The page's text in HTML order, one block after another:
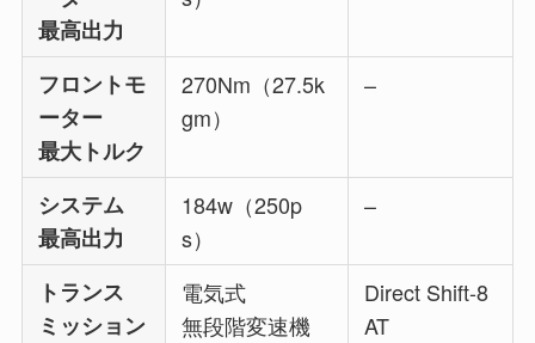
最高出力
フロントモ
ーター
最大トルク
270Nm（27.5k
gm）
–
システム
最高出力
184w（250p
s）
–
トランス
ミッション
電気式
無段階変速機
Direct Shift-8
AT